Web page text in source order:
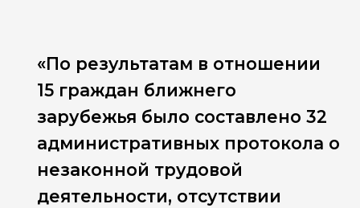
«По результатам в отношении
15 граждан ближнего
зарубежья было составлено 32
административных протокола о
незаконной трудовой
деятельности, отсутствии